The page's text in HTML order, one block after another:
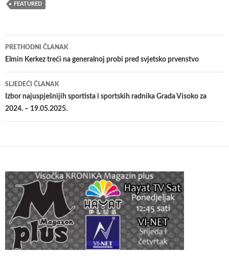
FEATURED
Navigacija
članaka
PRETHODNI ČLANAK
Elmin Kerkez treći na generalnoj probi pred svjetsko prvenstvo
SLJEDEĆI ČLANAK
Izbor najuspješnijih sportista i sportskih radnika Grada Visoko za
2024. – 19.05.2025.